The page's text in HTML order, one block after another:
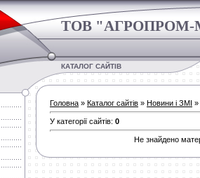
ТОВ
КАТАЛОГ САЙТІВ
Головна » Каталог сайтів » Новини і ЗМІ
У категорії сайтів: 0
Не знайдено